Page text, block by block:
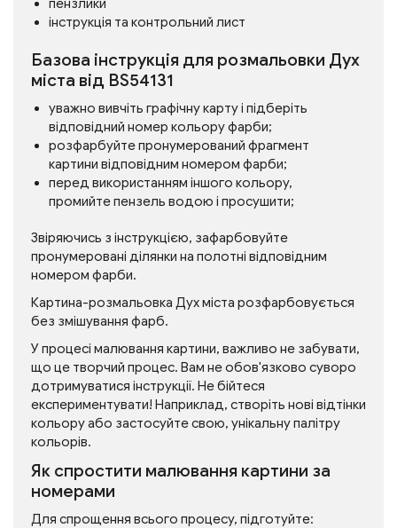
пензлики
інструкція та контрольний лист
Базова інструкція для розмальовки Дух
міста від BS54131
уважно вивчіть графічну карту і підберіть
відповідний номер кольору фарби;
розфарбуйте пронумерований фрагмент
картини відповідним номером фарби;
перед використанням іншого кольору,
промийте пензель водою і просушити;
Звіряючись з інструкцією, зафарбовуйте
пронумеровані ділянки на полотні відповідним
номером фарби.
Картина-розмальовка Дух міста розфарбовується
без змішування фарб.
У процесі малювання картини, важливо не забувати,
що це творчий процес. Вам не обов'язково суворо
дотримуватися інструкції. Не бійтеся
експериментувати! Наприклад, створіть нові відтінки
кольору або застосуйте свою, унікальну палітру
кольорів.
Як спростити малювання картини за
номерами
Для спрощення всього процесу, підготуйте: